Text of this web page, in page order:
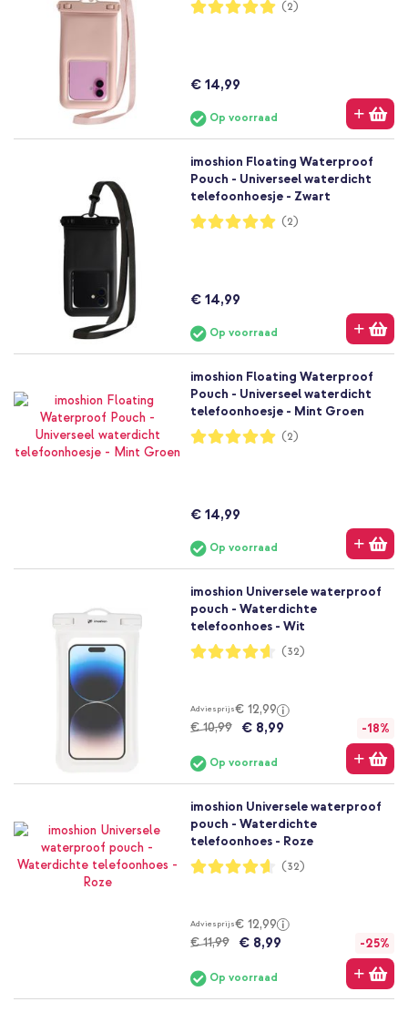
Waardering:
100%
(2)
€ 14,99
Op voorraad
imoshion Floating Waterproof
Pouch - Universeel waterdicht
telefoonhoesje - Zwart
Waardering:
100%
(2)
€ 14,99
Op voorraad
imoshion Floating Waterproof
Pouch - Universeel waterdicht
telefoonhoesje - Mint Groen
Waardering:
100%
(2)
€ 14,99
Op voorraad
imoshion Universele waterproof
pouch - Waterdichte
telefoonhoes - Wit
Waardering:
92%
(32)
Adviesprijs€ 12,99
€ 10,99
€ 8,99 -18%
Op voorraad
imoshion Universele waterproof
pouch - Waterdichte
telefoonhoes - Roze
Waardering:
92%
(32)
Adviesprijs€ 12,99
€ 11,99
€ 8,99 -25%
Op voorraad